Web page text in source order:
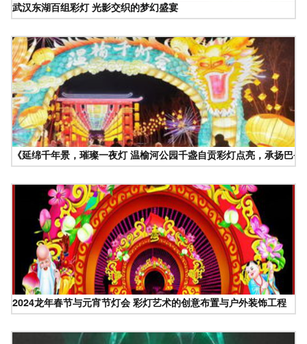
武汉东湖百组彩灯 光影交织的梦幻盛宴
《延绵千年景，璀璨一夜灯 温榆河公园千盏自贡彩灯点亮，承扬巴
2024龙年春节与元宵节灯会 彩灯艺术的创意布置与户外装饰工程